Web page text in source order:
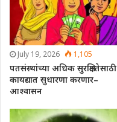
July 19, 2026 1,105
पतसंस्थांच्या अधिक सुरक्षिततेसाठी
कायद्यात सुधारणा करणार–
आश्वासन